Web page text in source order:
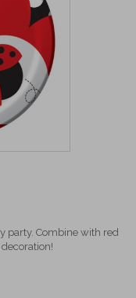
party. Combine with red